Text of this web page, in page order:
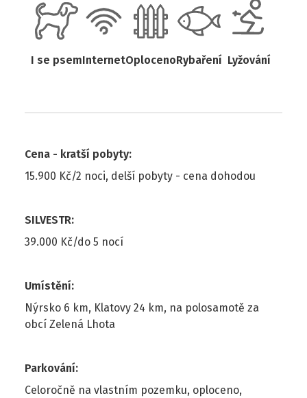
I se psemInternetOplocenoRybaření Lyžování
Cena - kratší pobyty:
15.900 Kč/2 noci, delší pobyty - cena dohodou
SILVESTR:
39.000 Kč/do 5 nocí
Umístění:
Nýrsko 6 km, Klatovy 24 km, na polosamotě za
obcí Zelená Lhota
Parkování:
Celoročně na vlastním pozemku, oploceno,